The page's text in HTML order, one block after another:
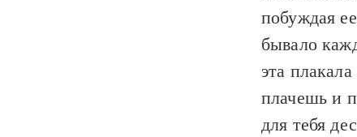
побуждая
бывало
эта
плачешь и
для тебя